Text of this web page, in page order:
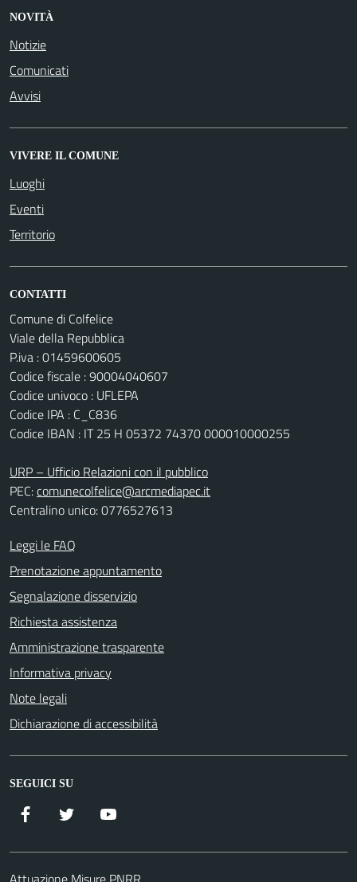
NOVITÀ
Notizie
Comunicati
Avvisi
VIVERE IL COMUNE
Luoghi
Eventi
Territorio
CONTATTI
Comune di Colfelice
Viale della Repubblica
P.iva : 01459600605
Codice fiscale : 90004040607
Codice univoco : UFLEPA
Codice IPA : C_C836
Codice IBAN : IT 25 H 05372 74370 000010000255
URP – Ufficio Relazioni con il pubblico
PEC:comunecolfelice@arcmediapec.it
Centralino unico: 0776527613
Leggi le FAQ
Prenotazione appuntamento
Segnalazione disservizio
Richiesta assistenza
Amministrazione trasparente
Informativa privacy
Note legali
Dichiarazione di accessibilità
SEGUICI SU
Facebook Twitter